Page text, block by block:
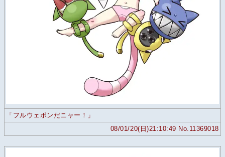
「フルウェポンだニャー！」
08/01/20(日)21:10:49 No.11369018